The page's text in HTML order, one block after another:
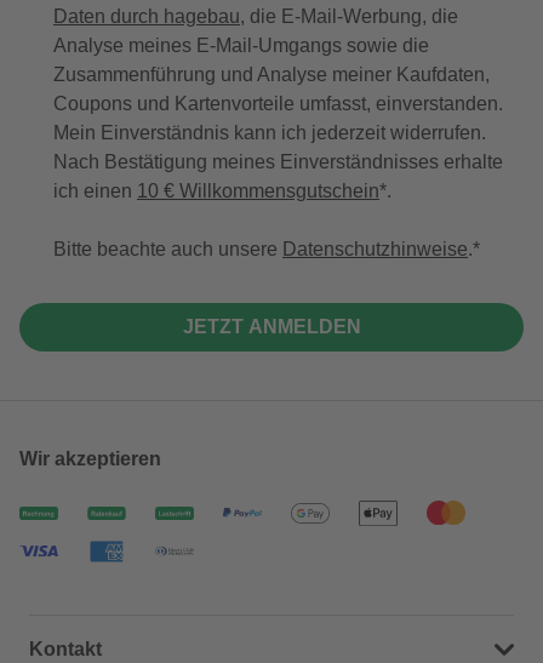
Daten durch hagebau, die E-Mail-Werbung, die
Analyse meines E-Mail-Umgangs sowie die
Zusammenführung und Analyse meiner Kaufdaten,
Coupons und Kartenvorteile umfasst, einverstanden.
Mein Einverständnis kann ich jederzeit widerrufen.
Nach Bestätigung meines Einverständnisses erhalte
ich einen 10 € Willkommensgutschein*.
Bitte beachte auch unsere Datenschutzhinweise.
JETZT ANMELDEN
Wir akzeptieren
Kontakt